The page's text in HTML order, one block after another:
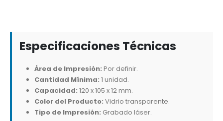
Especificaciones Técnicas
Área de Impresión: Por definir.
Cantidad Mínima: 1 unidad.
Capacidad: 120 x 105 x 12 mm.
Color del Producto: Vidrio transparente.
Tipo de Impresión: Grabado láser.